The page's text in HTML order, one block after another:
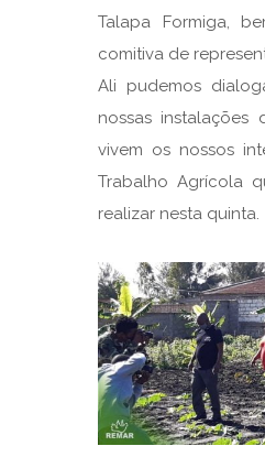
Talapa Formiga,
comitiva de
Ali pudemos
nossas instalações
vivem os nossos
Trabalho Agrícola
realizar nesta quinta.